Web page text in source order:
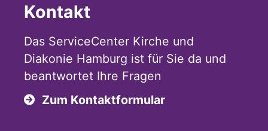
Kontakt
Das ServiceCenter Kirche und
Diakonie Hamburg ist für Sie da und
beantwortet Ihre Fragen
Zum Kontaktformular